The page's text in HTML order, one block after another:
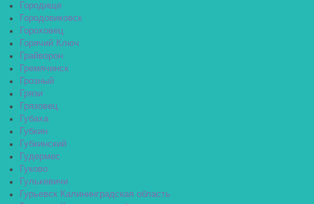
Городище
Городовиковск
Гороховец
Горячий Ключ
Грайворон
Гремячинск
Грозный
Грязи
Грязовец
Губаха
Губкин
Губкинский
Гудермес
Гуково
Гулькевичи
Гурьевск Калининградская область